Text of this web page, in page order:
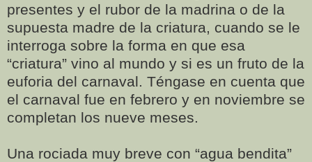
presentes y el rubor de la madrina o de la
supuesta madre de la criatura, cuando se le
interroga sobre la forma en que esa
“criatura” vino al mundo y si es un fruto de la
euforia del carnaval. Téngase en cuenta que
el carnaval fue en febrero y en noviembre se
completan los nueve meses.
Una rociada muy breve con “agua bendita”